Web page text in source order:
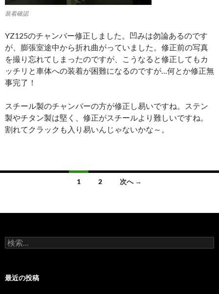
装着確認
YZ125のチャンバー修正しました。凹みは勿論あるのです
が、膨張室途中から折れ曲がっていました。修正前の写真
を撮り忘れてしまったのですが、こうなると修正してもカ
ッチリと車体への装着が困難になるのですが…何とか修正無
事完了！
スチール製のチャンバーの方が修正し易いですね。ステン
製やチタン製は堅く、修正がスチールより難しいですね。
割れてクラックも入り易いんじゃないかな～。
稿
ナ
ビ
ー
1 2 次へ →
検
索
最近の投稿